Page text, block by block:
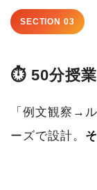
SECTION 03
⏱ 50分授
「例文観察→
ーズで設計。